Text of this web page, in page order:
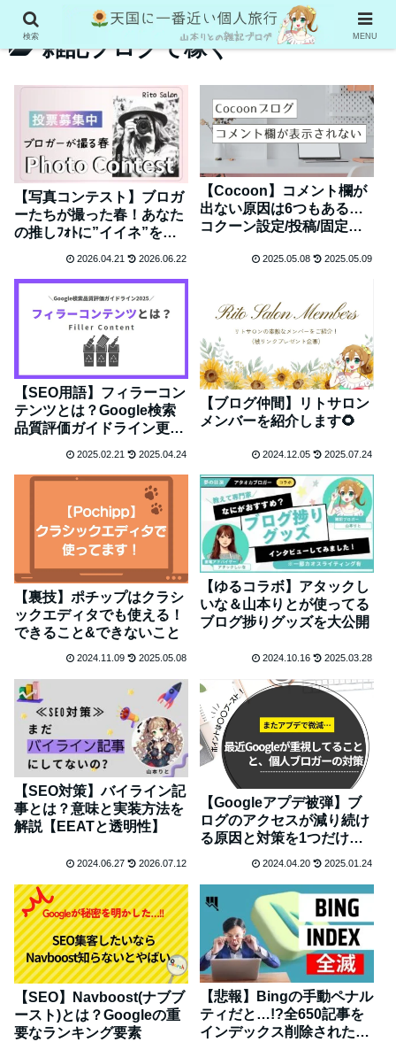
雑記ブログで稼ぐ
【写真コンテスト】ブロガ
ーたちが撮った春！あなた
の推しﾌｫﾄに”イイネ”をく
2026.04.21 2026.06.22
【Cocoon】コメント欄が
出ない原因は6つもある…
コクーン設定/投稿/固定ペ
2025.05.08 2025.05.09
【SEO用語】フィラーコン
テンツとは？Google検索
品質評価ガイドライン更新
2025.02.21 2025.04.24
【ブログ仲間】リトサロン
メンバーを紹介します🌻
2024.12.05 2025.07.24
【裏技】ポチップはクラシ
ックエディタでも使える！
できること&できないこと
2024.11.09 2025.05.08
【ゆるコラボ】アタックし
いな＆山本りとが使ってる
ブログ捗りグッズを大公開
2024.10.16 2025.03.28
【SEO対策】バイライン記
事とは？意味と実装方法を
解説【EEATと透明性】
2024.06.27 2026.07.12
【Googleアプデ被弾】ブ
ログのアクセスが減り続け
る原因と対策を1つだけ紹
介したい
2024.04.20 2025.01.24
【SEO】Navboost(ナブブ
ースト)とは？Googleの重
要なランキング要素
【悲報】Bingの手動ペナル
ティだと…!?全650記事を
インデックス削除されたお
検索 MENU